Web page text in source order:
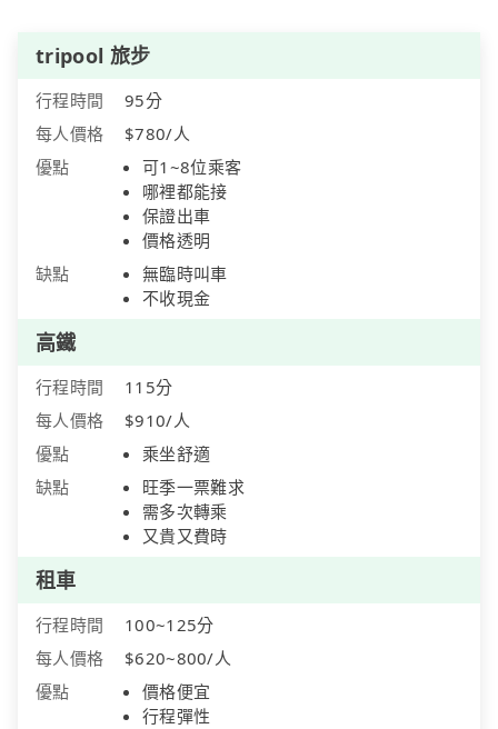
tripool 旅步
行程時間
95分
每人價格
$780/人
優點
可1~8位乘客
哪裡都能接
保證出車
價格透明
缺點
無臨時叫車
不收現金
高鐵
行程時間
115分
每人價格
$910/人
優點
乘坐舒適
缺點
旺季一票難求
需多次轉乘
又貴又費時
租車
行程時間
100~125分
每人價格
$620~800/人
優點
價格便宜
行程彈性